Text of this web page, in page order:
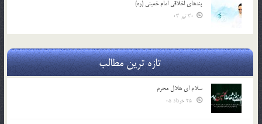
پندهاي اخلاقي امام خميني (ره)
30 تیر 03
تازه ترین مطالب
سلام ای هلال محرم